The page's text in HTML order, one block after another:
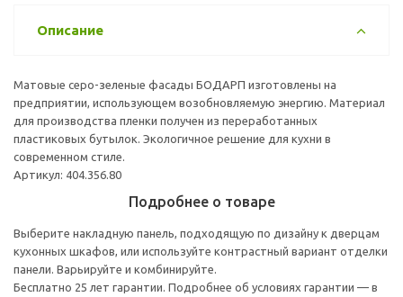
Описание
Матовые серо-зеленые фасады БОДАРП изготовлены на
предприятии, использующем возобновляемую энергию. Материал
для производства пленки получен из переработанных
пластиковых бутылок. Экологичное решение для кухни в
современном стиле.
Артикул: 404.356.80
Подробнее о товаре
Выберите накладную панель, подходящую по дизайну к дверцам
кухонных шкафов, или используйте контрастный вариант отделки
панели. Варьируйте и комбинируйте.
Бесплатно 25 лет гарантии. Подробнее об условиях гарантии — в